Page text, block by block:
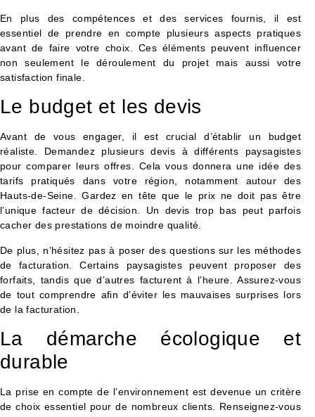
En plus des compétences et des services fournis, il est
essentiel de prendre en compte plusieurs aspects pratiques
avant de faire votre choix. Ces éléments peuvent influencer
non seulement le déroulement du projet mais aussi votre
satisfaction finale.
Le budget et les devis
Avant de vous engager, il est crucial d’établir un budget
réaliste. Demandez plusieurs devis à différents paysagistes
pour comparer leurs offres. Cela vous donnera une idée des
tarifs pratiqués dans votre région, notamment autour des
Hauts-de-Seine. Gardez en tête que le prix ne doit pas être
l’unique facteur de décision. Un devis trop bas peut parfois
cacher des prestations de moindre qualité.
De plus, n’hésitez pas à poser des questions sur les méthodes
de facturation. Certains paysagistes peuvent proposer des
forfaits, tandis que d’autres facturent à l’heure. Assurez-vous
de tout comprendre afin d’éviter les mauvaises surprises lors
de la facturation.
La démarche écologique et
durable
La prise en compte de l’environnement est devenue un critère
de choix essentiel pour de nombreux clients. Renseignez-vous